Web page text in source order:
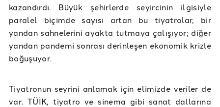
kazandırdı. Büyük şehirlerde seyircinin ilgisiyle
paralel biçimde sayısı artan bu tiyatrolar, bir
yandan sahnelerini ayakta tutmaya çalışıyor; diğer
yandan pandemi sonrası derinleşen ekonomik krizle
boğuşuyor.
Tiyatronun seyrini anlamak için elimizde veriler de
var. TÜİK, tiyatro ve sinema gibi sanat dallarına